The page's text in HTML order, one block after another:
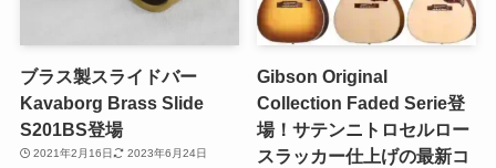
ブラス製スライドバー
Kavaborg Brass Slide
S201BS登場
2021年2月16日
2023年6月24日
Gibson Original
Collection Faded Serie登
場！サテンニトロセルロー
スラッカー仕上げの最新コ